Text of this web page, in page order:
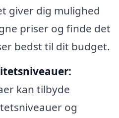
giver dig mulighed
priser og finde det
bedst til dit budget.
kan tilbyde
og